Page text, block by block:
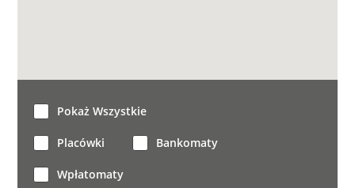
Pokaż Wszystkie
Placówki Bankomaty
Wpłatomaty